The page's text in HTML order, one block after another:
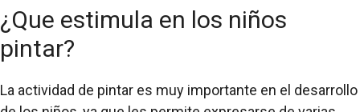
¿Que estimula en los niños
pintar?
La actividad de pintar es muy importante en el desarrollo